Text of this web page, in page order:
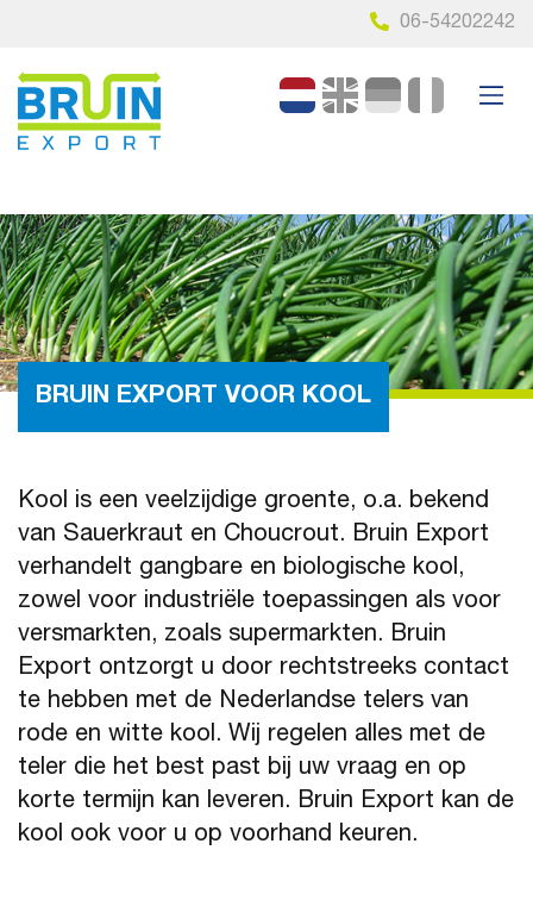
06-54202242
Nederlands
English
BRUIN EXPORT VOOR KOOL
Kool is een veelzijdige groente, o.a. bekend
van Sauerkraut en Choucrout. Bruin Export
verhandelt gangbare en biologische kool,
zowel voor industriële toepassingen als voor
versmarkten, zoals supermarkten. Bruin
Export ontzorgt u door rechtstreeks contact
te hebben met de Nederlandse telers van
rode en witte kool. Wij regelen alles met de
teler die het best past bij uw vraag en op
korte termijn kan leveren. Bruin Export kan de
kool ook voor u op voorhand keuren.